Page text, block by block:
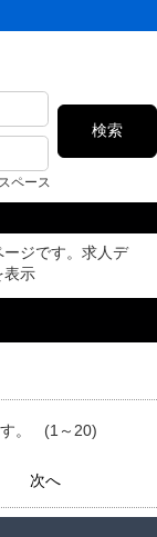
検索
ペース
ジです。求人デ
表示
。 (1～20)
次へ